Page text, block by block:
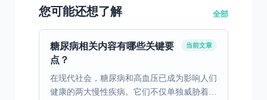
您可能还想了解 全部
糖尿病相关内容有哪些关键要
点？
当前文章
在现代社会，糖尿病和高血压已成为影响人们
健康的两大慢性疾病。它们不仅单独威胁着人